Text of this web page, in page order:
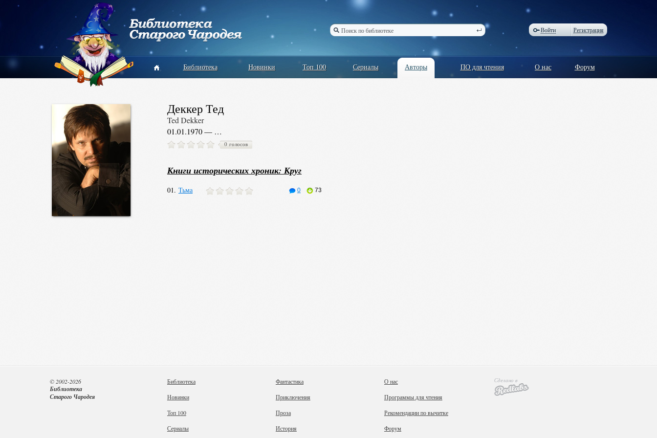
Войти Регистрация
Библиотека Новинки Топ 100 Сериалы Авторы ПО для чтения О нас Форум
Деккер Тед
Ted Dekker
01.01.1970 — …
0 голосов
Книги исторических хроник: Круг
01. Тьма 0 73
Библиотека
Новинки
Топ 100
Сериалы
Фантастика
Приключения
Проза
История
О нас
Программы для чтения
Рекомендации по вычитке
Форум
© 2002-2026
Библиотека
Старого Чародея
Сделано в